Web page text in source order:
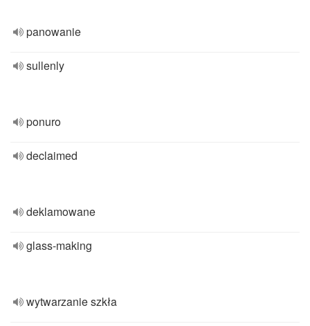
panowanie
sullenly
ponuro
declaimed
deklamowane
glass-making
wytwarzanie szkła